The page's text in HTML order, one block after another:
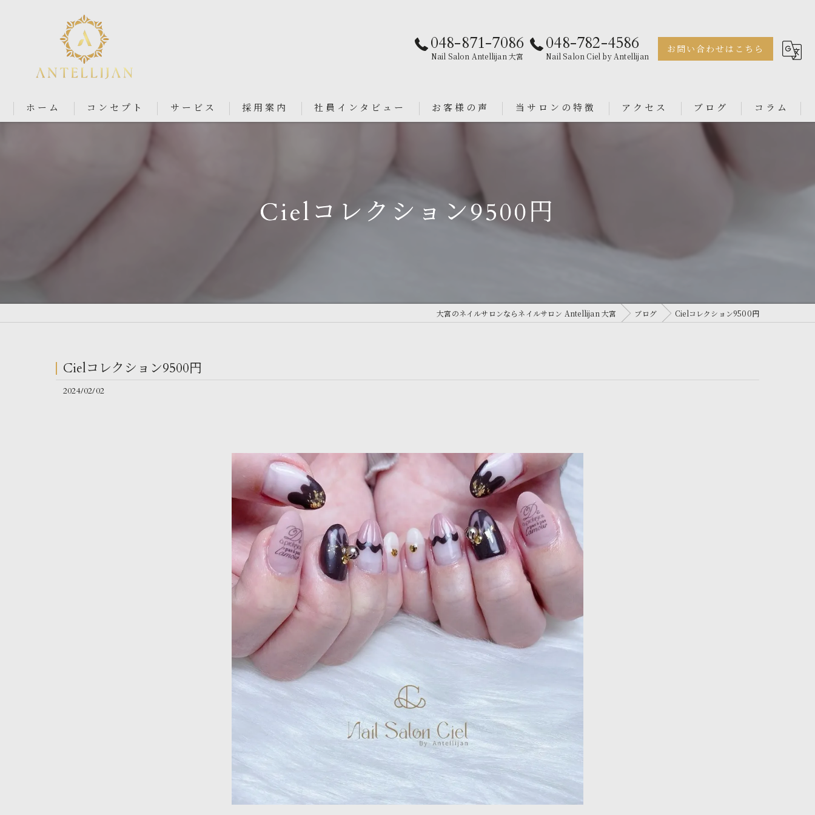
048-871-7086
Nail Salon Antellijan 大宮
048-782-4586
Nail Salon Ciel by Antellijan
お問い合わせはこちら
ホーム コンセプト サービス 採用案内 社員インタビュー お客様の声 当サロンの特徴
ニュアンス
フィルイン
アクセス
Nail Salon Antellijan 大宮
ブログ コラム
Cielコレクション9500円
大宮のネイルサロンならネイルサロン Antellijan 大宮 ブログ Cielコレクション9500円
Cielコレクション9500円
2024/02/02